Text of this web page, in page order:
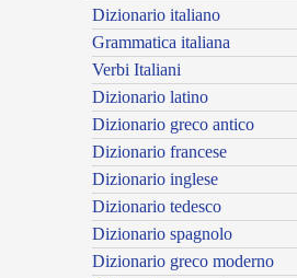
Dizionario italiano
Grammatica italiana
Verbi Italiani
Dizionario latino
Dizionario greco antico
Dizionario francese
Dizionario inglese
Dizionario tedesco
Dizionario spagnolo
Dizionario greco moderno